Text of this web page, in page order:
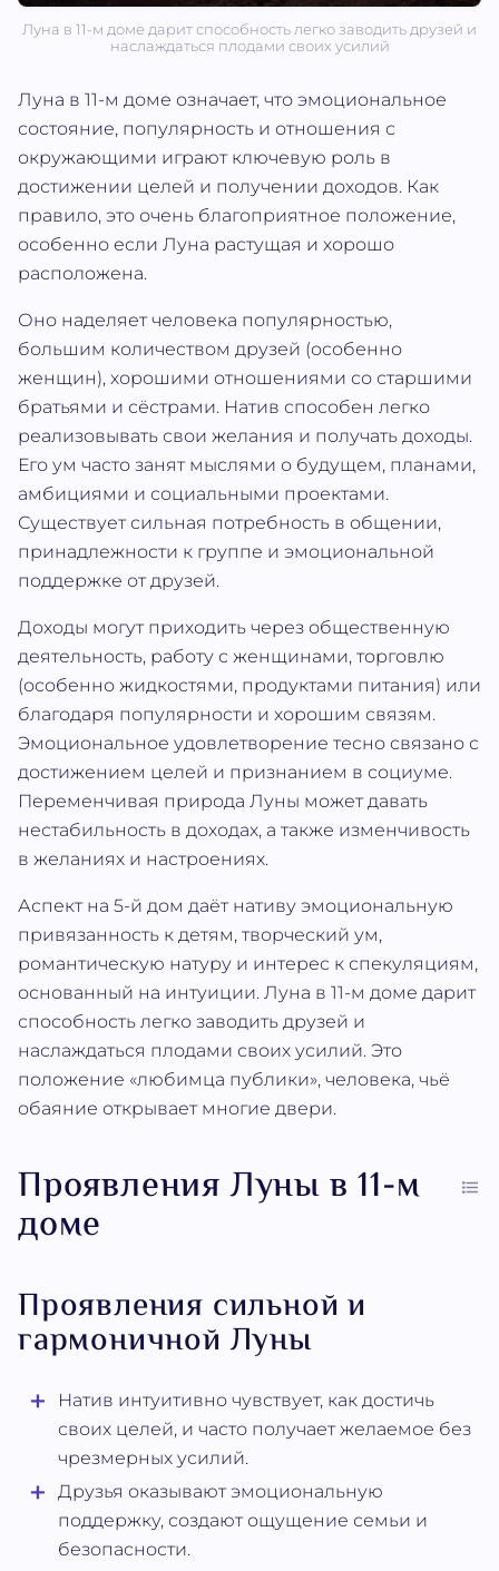
Луна в 11-м доме дарит способность легко заводить друзей и
наслаждаться плодами своих усилий
Луна в 11-м доме означает, что эмоциональное
состояние, популярность и отношения с
окружающими играют ключевую роль в
достижении целей и получении доходов. Как
правило, это очень благоприятное положение,
особенно если Луна растущая и хорошо
расположена.
Оно наделяет человека популярностью,
большим количеством друзей (особенно
женщин), хорошими отношениями со старшими
братьями и сёстрами. Натив способен легко
реализовывать свои желания и получать доходы.
Его ум часто занят мыслями о будущем, планами,
амбициями и социальными проектами.
Существует сильная потребность в общении,
принадлежности к группе и эмоциональной
поддержке от друзей.
Доходы могут приходить через общественную
деятельность, работу с женщинами, торговлю
(особенно жидкостями, продуктами питания) или
благодаря популярности и хорошим связям.
Эмоциональное удовлетворение тесно связано с
достижением целей и признанием в социуме.
Переменчивая природа Луны может давать
нестабильность в доходах, а также изменчивость
в желаниях и настроениях.
Аспект на 5-й дом даёт нативу эмоциональную
привязанность к детям, творческий ум,
романтическую натуру и интерес к спекуляциям,
основанный на интуиции. Луна в 11-м доме дарит
способность легко заводить друзей и
наслаждаться плодами своих усилий. Это
положение «любимца публики», человека, чьё
обаяние открывает многие двери.
Проявления Луны в 11-м
доме
Проявления сильной и
гармоничной Луны
Натив интуитивно чувствует, как достичь
своих целей, и часто получает желаемое без
чрезмерных усилий.
Друзья оказывают эмоциональную
поддержку, создают ощущение семьи и
безопасности.